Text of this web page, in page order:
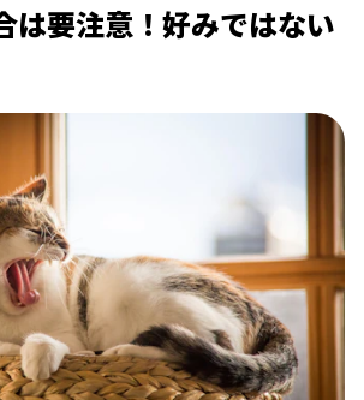
は要注意！好みではない